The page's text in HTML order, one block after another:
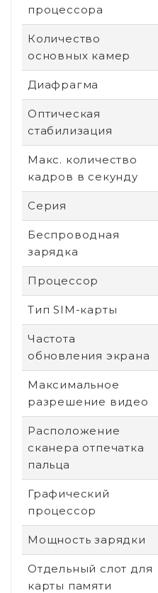
процессора
Количество
основных камер
Диафрагма
Оптическая
стабилизация
Макс. количество
кадров в секунду
Серия
Беспроводная
зарядка
Процессор
Тип SIM-карты
Частота
обновления экрана
Максимальное
разрешение видео
Расположение
сканера отпечатка
пальца
Графический
процессор
Мощность зарядки
Отдельный слот для
карты памяти